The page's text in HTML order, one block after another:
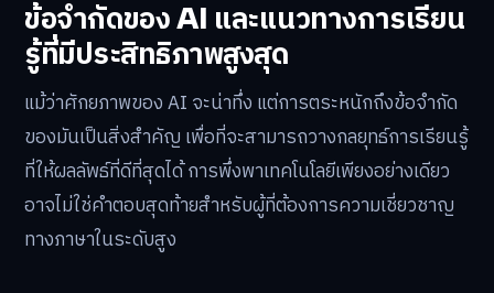
ข้อจำกัดของ AI และแนวทางการเรียน
รู้ที่มีประสิทธิภาพสูงสุด
แม้ว่าศักยภาพของ AI จะน่าทึ่ง แต่การตระหนักถึงข้อจำกัด
ของมันเป็นสิ่งสำคัญ เพื่อที่จะสามารถวางกลยุทธ์การเรียนรู้
ที่ให้ผลลัพธ์ที่ดีที่สุดได้ การพึ่งพาเทคโนโลยีเพียงอย่างเดียว
อาจไม่ใช่คำตอบสุดท้ายสำหรับผู้ที่ต้องการความเชี่ยวชาญ
ทางภาษาในระดับสูง